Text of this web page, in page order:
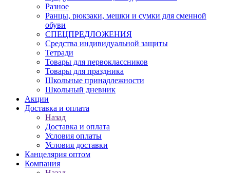
Разное
Ранцы, рюкзаки, мешки и сумки для сменной
обуви
СПЕЦПРЕДЛОЖЕНИЯ
Средства индивидуальной защиты
Тетради
Товары для первоклассников
Товары для праздника
Школьные принадлежности
Школьный дневник
Акции
Доставка и оплата
Назад
Доставка и оплата
Условия оплаты
Условия доставки
Канцелярия оптом
Компания